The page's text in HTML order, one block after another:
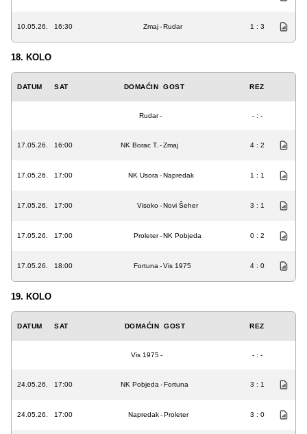
10.05.26. 16:30 Zmaj-Rudar 1 : 3
18. KOLO
DATUM SAT DOMAĆIN GOST REZ
Rudar- - : -
17.05.26. 16:00 NK Borac T. -Zmaj 4 : 2
17.05.26. 17:00 NK Usora -Napredak 1 : 1
17.05.26. 17:00 Visoko-Novi Šeher 3 : 1
17.05.26. 17:00 Proleter-NK Pobjeda 0 : 2
17.05.26. 18:00 Fortuna -Vis 1975 4 : 0
19. KOLO
DATUM SAT DOMAĆIN GOST REZ
Vis 1975- - : -
24.05.26. 17:00 NK Pobjeda -Fortuna 3 : 1
24.05.26. 17:00 Napredak-Proleter 3 : 0